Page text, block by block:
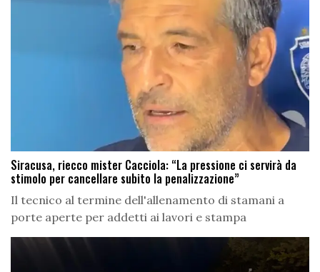
Siracusa, riecco mister Cacciola: “La pressione ci servirà da
stimolo per cancellare subito la penalizzazione”
Il tecnico al termine dell'allenamento di stamani a
porte aperte per addetti ai lavori e stampa